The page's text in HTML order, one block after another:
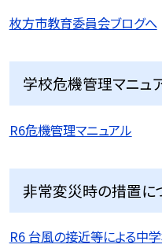
枚方市教育委員会ブログへ
学校危機管理マニュ
R6危機管理マニュアル
非常変災時の措置に
R6 台風の接近等による中